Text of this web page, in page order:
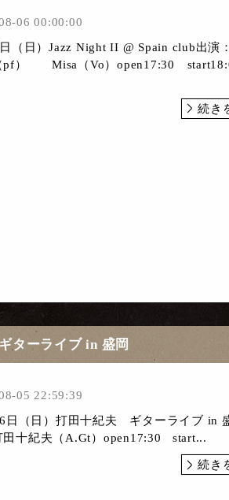
06 00:00:00
（日）Jazz Night II @ Spain club出演
pf） Misa（Vo）open17:30
続き
ーライブ in 盛岡
05 22:59:39
日（日）打田十紀夫 ギターライブ in
田十紀夫（A.Gt）open17:30 start...
続き